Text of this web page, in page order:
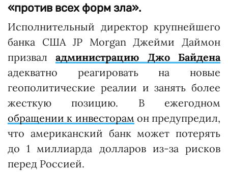
«против всех форм зла».
Исполнительный директор крупнейшего
банка США JP Morgan Джейми Даймон
призваладминистрацию Джо Байдена
адекватно реагировать на новые
геополитические реалии и занять более
жесткую позицию. В ежегодном
обращении к инвесторам он предупредил,
что американский банк может потерять
до 1 миллиарда долларов из-за рисков
перед Россией.